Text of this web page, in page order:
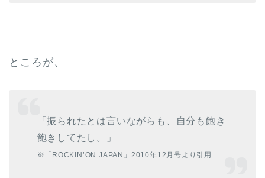
ところが、
「振られたとは言いながらも、自分も飽き
飽きしてたし。」
※「ROCKIN’ON JAPAN」2010年12月号より引用